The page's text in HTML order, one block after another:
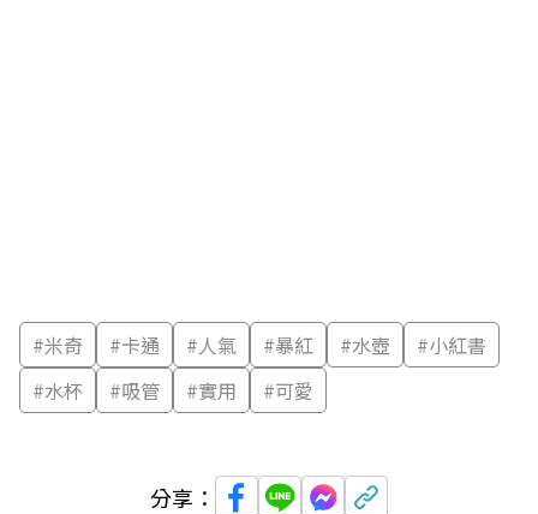
#米奇 #卡通 #人氣 #暴紅 #水壺 #小紅書
#水杯 #吸管 #實用 #可愛
分享：